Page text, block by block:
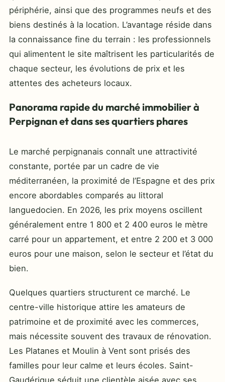
périphérie, ainsi que des programmes neufs et des
biens destinés à la location. L’avantage réside dans
la connaissance fine du terrain : les professionnels
qui alimentent le site maîtrisent les particularités de
chaque secteur, les évolutions de prix et les
attentes des acheteurs locaux.
Panorama rapide du marché immobilier à
Perpignan et dans ses quartiers phares
Le marché perpignanais connaît une attractivité
constante, portée par un cadre de vie
méditerranéen, la proximité de l’Espagne et des prix
encore abordables comparés au littoral
languedocien. En 2026, les prix moyens oscillent
généralement entre 1 800 et 2 400 euros le mètre
carré pour un appartement, et entre 2 200 et 3 000
euros pour une maison, selon le secteur et l’état du
bien.
Quelques quartiers structurent ce marché. Le
centre-ville historique attire les amateurs de
patrimoine et de proximité avec les commerces,
mais nécessite souvent des travaux de rénovation.
Les Platanes et Moulin à Vent sont prisés des
familles pour leur calme et leurs écoles. Saint-